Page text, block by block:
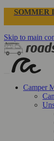
SOMMER
Skip to main
Camper